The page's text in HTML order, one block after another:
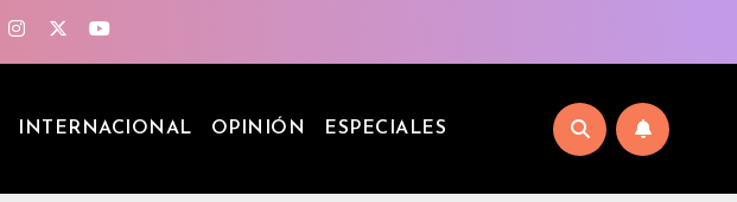
INTERNACIONAL OPINIÓN ESPECIALES